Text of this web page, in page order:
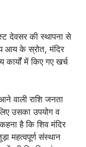
देवसर की स्थापना से
आय के स्रोत, मंदिर
में किए गए खर्च
वाली राशि जनता
उसका उपयोग व
है कि शिव मंदिर
महत्वपूर्ण संस्थान